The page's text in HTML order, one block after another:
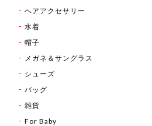
ヘアアクセサリー
水着
帽子
メガネ＆サングラス
シューズ
バッグ
雑貨
For Baby